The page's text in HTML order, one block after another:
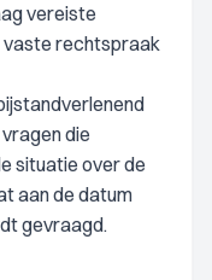
vereiste
vaste rechtspraak
die
situatie over de
aan de datum
gevraagd.